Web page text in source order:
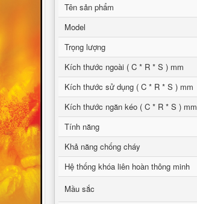
Tên sản phẩm
Model
Trọng lượng
Kích thước ngoài ( C * R * S ) mm
Kích thước sử dụng ( C * R * S ) mm
Kích thước ngăn kéo ( C * R * S ) mm
Tính năng
Khả năng chống cháy
Hệ thống khóa liên hoàn thông minh
Mầu sắc